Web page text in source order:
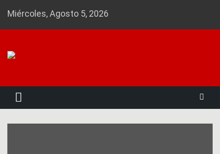
Miércoles, Agosto 5, 2026